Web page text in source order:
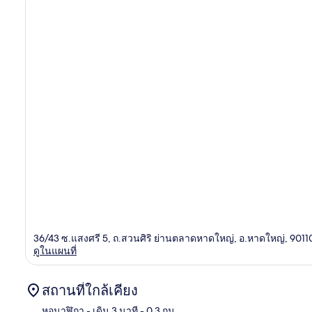
36/43 ซ.แสงศรี 5, ถ.สวนศิริ ย่านตลาดหาดใหญ่, อ.หาดใหญ่,
ดูในแผนที่
สถานที่ใกล้เคียง